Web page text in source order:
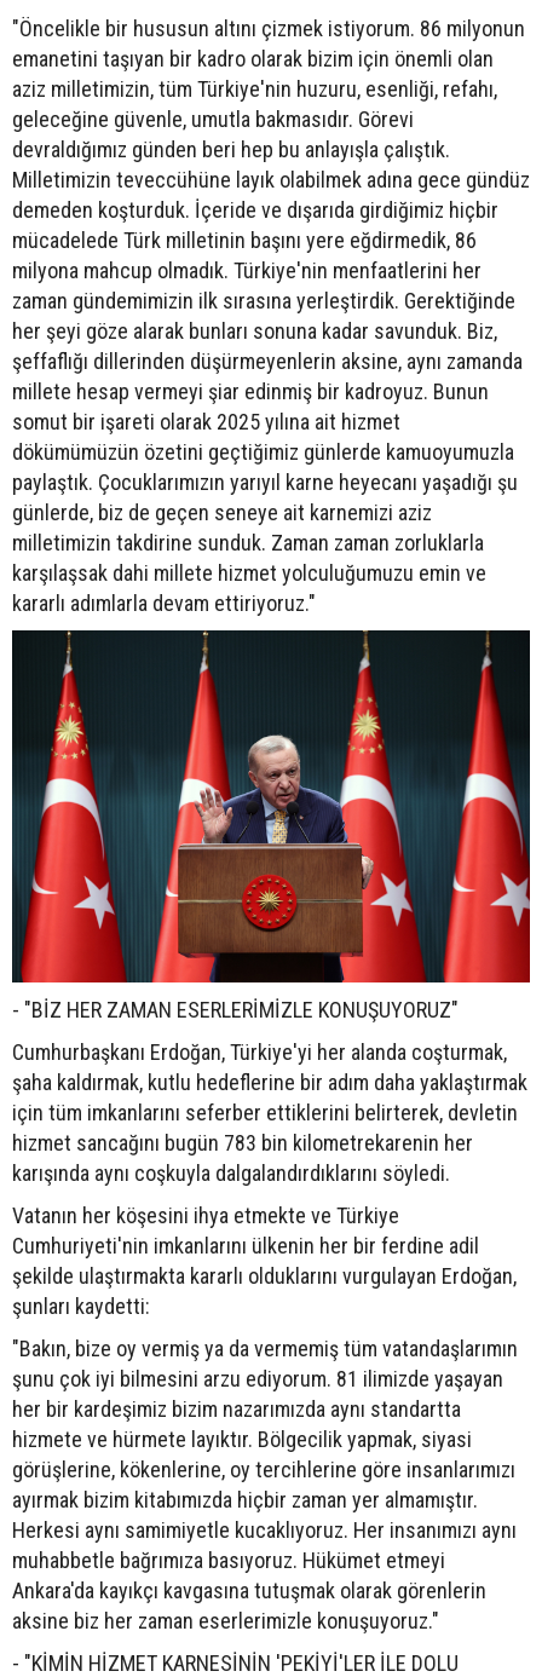
"Öncelikle bir hususun altını çizmek istiyorum. 86 milyonun
emanetini taşıyan bir kadro olarak bizim için önemli olan
aziz milletimizin, tüm Türkiye'nin huzuru, esenliği, refahı,
geleceğine güvenle, umutla bakmasıdır. Görevi
devraldığımız günden beri hep bu anlayışla çalıştık.
Milletimizin teveccühüne layık olabilmek adına gece gündüz
demeden koşturduk. İçeride ve dışarıda girdiğimiz hiçbir
mücadelede Türk milletinin başını yere eğdirmedik, 86
milyona mahcup olmadık. Türkiye'nin menfaatlerini her
zaman gündemimizin ilk sırasına yerleştirdik. Gerektiğinde
her şeyi göze alarak bunları sonuna kadar savunduk. Biz,
şeffaflığı dillerinden düşürmeyenlerin aksine, aynı zamanda
millete hesap vermeyi şiar edinmiş bir kadroyuz. Bunun
somut bir işareti olarak 2025 yılına ait hizmet
dökümümüzün özetini geçtiğimiz günlerde kamuoyumuzla
paylaştık. Çocuklarımızın yarıyıl karne heyecanı yaşadığı şu
günlerde, biz de geçen seneye ait karnemizi aziz
milletimizin takdirine sunduk. Zaman zaman zorluklarla
karşılaşsak dahi millete hizmet yolculuğumuzu emin ve
kararlı adımlarla devam ettiriyoruz."
- "BİZ HER ZAMAN ESERLERİMİZLE KONUŞUYORUZ"
Cumhurbaşkanı Erdoğan, Türkiye'yi her alanda coşturmak,
şaha kaldırmak, kutlu hedeflerine bir adım daha yaklaştırmak
için tüm imkanlarını seferber ettiklerini belirterek, devletin
hizmet sancağını bugün 783 bin kilometrekarenin her
karışında aynı coşkuyla dalgalandırdıklarını söyledi.
Vatanın her köşesini ihya etmekte ve Türkiye
Cumhuriyeti'nin imkanlarını ülkenin her bir ferdine adil
şekilde ulaştırmakta kararlı olduklarını vurgulayan Erdoğan,
şunları kaydetti:
"Bakın, bize oy vermiş ya da vermemiş tüm vatandaşlarımın
şunu çok iyi bilmesini arzu ediyorum. 81 ilimizde yaşayan
her bir kardeşimiz bizim nazarımızda aynı standartta
hizmete ve hürmete layıktır. Bölgecilik yapmak, siyasi
görüşlerine, kökenlerine, oy tercihlerine göre insanlarımızı
ayırmak bizim kitabımızda hiçbir zaman yer almamıştır.
Herkesi aynı samimiyetle kucaklıyoruz. Her insanımızı aynı
muhabbetle bağrımıza basıyoruz. Hükümet etmeyi
Ankara'da kayıkçı kavgasına tutuşmak olarak görenlerin
aksine biz her zaman eserlerimizle konuşuyoruz."
- "KİMİN HİZMET KARNESİNİN 'PEKİYİ'LER İLE DOLU